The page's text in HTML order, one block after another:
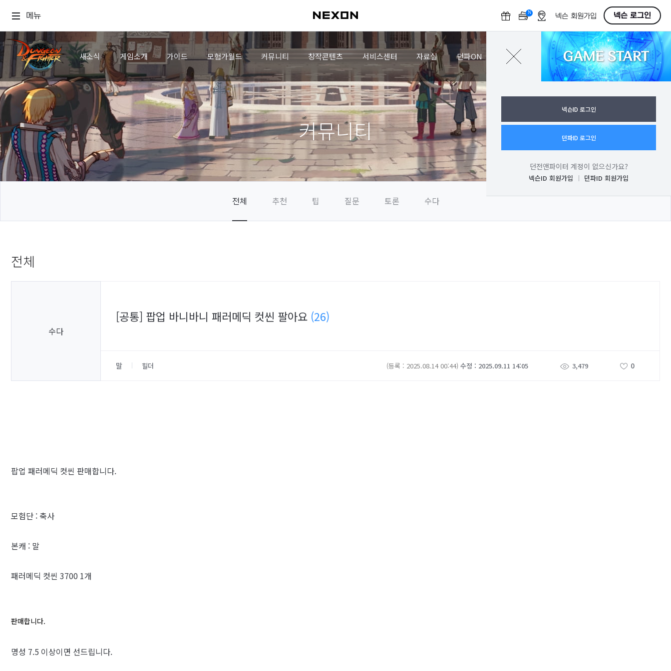
메뉴 N
F
넥슨 회원가입 넥슨 로그인
새소식 게임소개 가이드 모험가월드 커뮤니티 창작콘텐츠 서비스센터 자료실 던파ON GAME START
로그인
넥슨ID 로그인
던파ID 로그인
던전앤파이터 계정이 없으신가요?
넥슨ID 회원가입 던파ID 회원가입
커뮤니티
전체 추천 팁 질문 토론 수다
전체
수다
[공통] 팝업 바니바니 패러메딕 컷씬 팔아요 (26)
말 힐더 (등록 : 2025.08.14 00:44) 수정 : 2025.09.11 14:05 3,479 0
팝업 패러메딕 컷씬 판매합니다.
모험단 : 축사
본캐 : 말
패러메딕 컷씬 3700 1개
판매합니다.
명성 7.5 이상이면 선드립니다.